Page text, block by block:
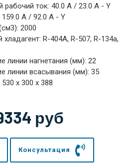
рабочий ток: 40.0 А / 23.0 А - Y
А / 92.0 А - Y
2000
R-404A, R-507, R-134a,
линии нагнетания (мм): 22
линии всасывания (мм): 35
х 300 х 388
руб
Консультация